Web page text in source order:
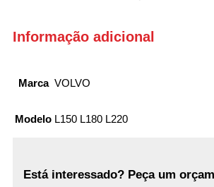
Informação adicional
Marca VOLVO
Modelo L150 L180 L220
Está interessado? Peça um